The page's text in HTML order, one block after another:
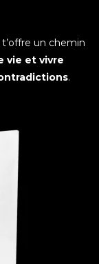
un chemin
vie et vivre
.